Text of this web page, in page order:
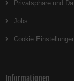
Privatsphäre und
Jobs
Cookie
Informationen